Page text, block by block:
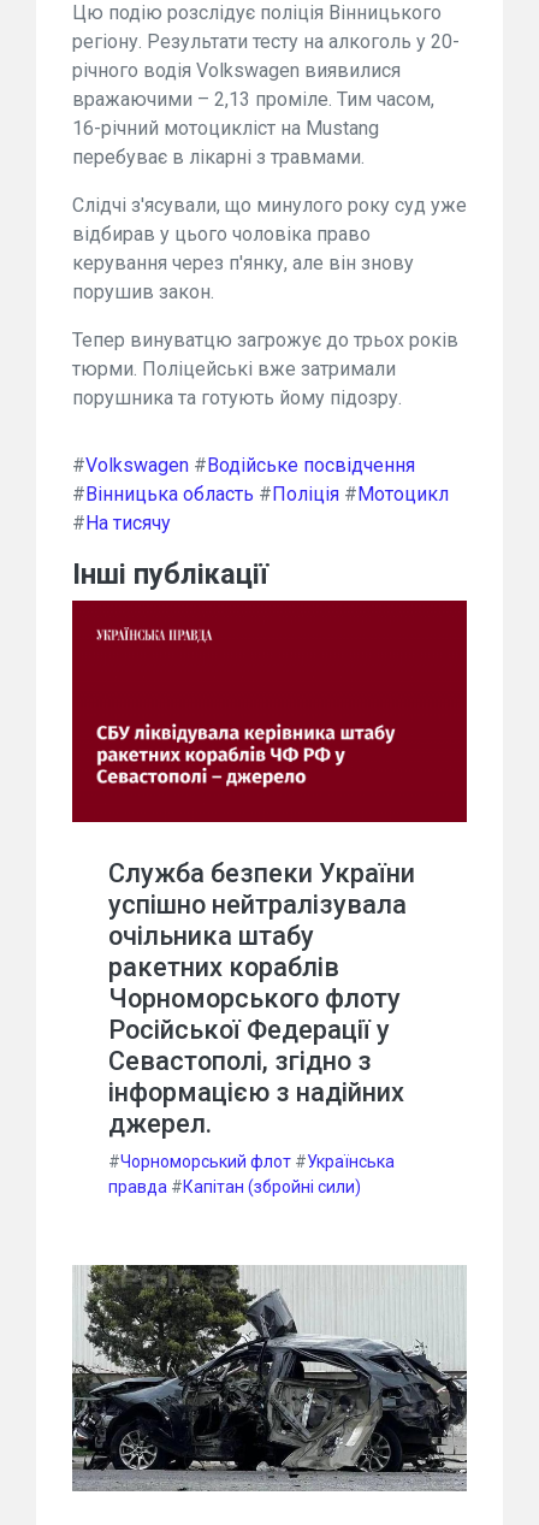
Цю подію розслідує поліція Вінницького
регіону. Результати тесту на алкоголь у 20-
річного водія Volkswagen виявилися
вражаючими – 2,13 проміле. Тим часом,
16-річний мотоцикліст на Mustang
перебуває в лікарні з травмами.
Слідчі з'ясували, що минулого року суд уже
відбирав у цього чоловіка право
керування через п'янку, але він знову
порушив закон.
Тепер винуватцю загрожує до трьох років
тюрми. Поліцейські вже затримали
порушника та готують йому підозру.
#Volkswagen #Водійське посвідчення
#Вінницька область #Поліція #Мотоцикл
#На тисячу
Інші публікації
Служба безпеки України
успішно нейтралізувала
очільника штабу
ракетних кораблів
Чорноморського флоту
Російської Федерації у
Севастополі, згідно з
інформацією з надійних
джерел.
#Чорноморський флот #Українська
правда #Капітан (збройні сили)